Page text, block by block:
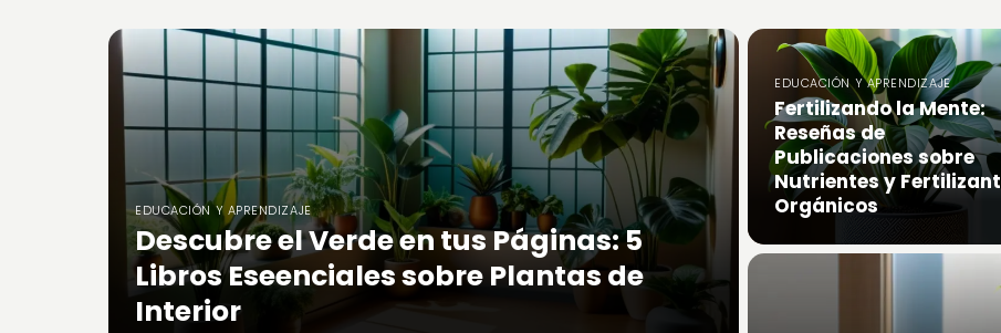
EDUCACIÓN Y APRENDIZAJE
Descubre el Verde en tus Páginas: 5
Libros Eseenciales sobre Plantas de
Interior
EDUCACIÓN Y APRENDIZAJE
Fertilizando la Mente:
Reseñas de
Publicaciones sobre
Nutrientes y
Orgánicos